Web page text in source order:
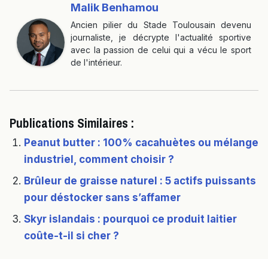
Malik Benhamou
Ancien pilier du Stade Toulousain devenu
journaliste, je décrypte l'actualité sportive
avec la passion de celui qui a vécu le sport
de l'intérieur.
Publications Similaires :
Peanut butter : 100% cacahuètes ou mélange
industriel, comment choisir ?
Brûleur de graisse naturel : 5 actifs puissants
pour déstocker sans s’affamer
Skyr islandais : pourquoi ce produit laitier
coûte-t-il si cher ?